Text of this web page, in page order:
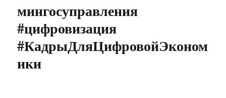
мингосуправления
#цифровизация
#КадрыДляЦифровойЭконом
ики